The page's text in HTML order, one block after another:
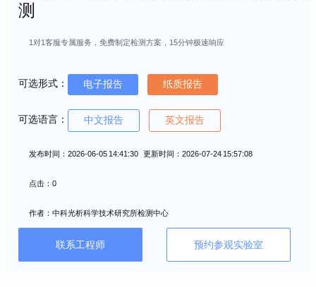
测
1对1客服专属服务，免费制定检测方案，15分钟极速响应
可选形式： 电子报告 纸质报告
可选语言： 中文报告 英文报告
发布时间：2026-06-05 14:41:30 更新时间：2026-07-24 15:57:08
点击：0
作者：中科光析科学技术研究所检测中心
联系工程师 预约参观实验室